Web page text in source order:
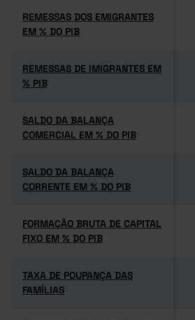
REMESSAS DOS EMIGRANTES
EM % DO PIB
REMESSAS DOS EMIGRANTES
EM % DO PIB
REMESSAS DE IMIGRANTES EM
% PIB
REMESSAS DE IMIGRANTES EM
% PIB
SALDO DA BALANÇA
COMERCIAL EM % DO PIB
SALDO DA BALANÇA
COMERCIAL EM % DO PIB
SALDO DA BALANÇA
CORRENTE EM % DO PIB
SALDO DA BALANÇA
CORRENTE EM % DO PIB
FORMAÇÃO BRUTA DE CAPITAL
FIXO EM % DO PIB
FORMAÇÃO BRUTA DE CAPITAL
FIXO EM % DO PIB
TAXA DE POUPANÇA DAS
FAMÍLIAS
TAXA DE POUPANÇA DAS
FAMÍLIAS